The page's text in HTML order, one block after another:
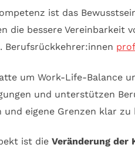
ist das
die bessere
Berufsrückkehrer:innen
um Work-Life-Balance
und unterstützen
und eigene Grenzen klar
ist die Veränderung der